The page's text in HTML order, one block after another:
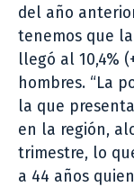
del año
tenemos que
llegó al 10,4%
hombres. “La
la que
en la región,
trimestre, lo
a 44 años